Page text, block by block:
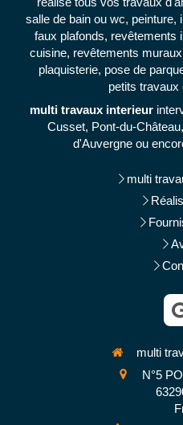
salle de bain ou wc, peinture,
faux plafonds, revêtements
cuisine, revêtements
plaquisterie, pose de
petits travaux
multi travaux interieur
Cusset, Pont-du-
d'Auvergne ou
multi
multi
N°5